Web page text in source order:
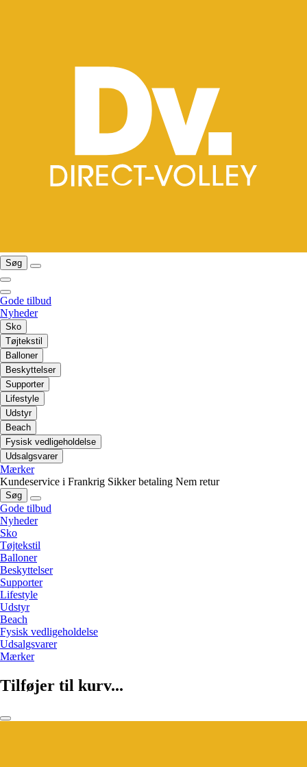
Søg
Gode tilbud
Nyheder
Sko
Tøjtekstil
Balloner
Beskyttelser
Supporter
Lifestyle
Udstyr
Beach
Fysisk vedligeholdelse
Udsalgsvarer
Mærker
Kundeservice i Frankrig Sikker betaling Nem retur
Søg
Gode tilbud
Nyheder
Sko
Tøjtekstil
Balloner
Beskyttelser
Supporter
Lifestyle
Udstyr
Beach
Fysisk vedligeholdelse
Udsalgsvarer
Mærker
Tilføjer til kurv...